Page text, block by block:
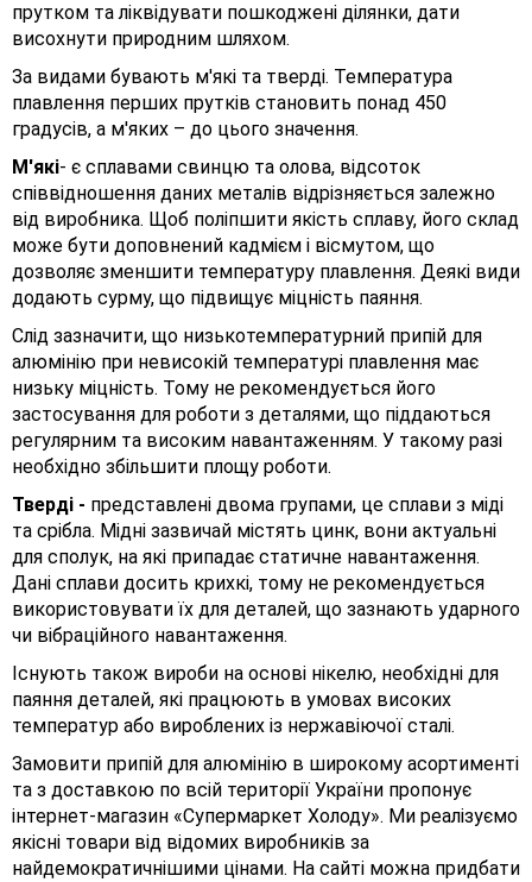
прутком та ліквідувати пошкоджені ділянки, дати
висохнути природним шляхом.
За видами бувають м'які та тверді. Температура
плавлення перших прутків становить понад 450
градусів, а м'яких – до цього значення.
М'які- є сплавами свинцю та олова, відсоток
співвідношення даних металів відрізняється залежно
від виробника. Щоб поліпшити якість сплаву, його склад
може бути доповнений кадмієм і вісмутом, що
дозволяє зменшити температуру плавлення. Деякі види
додають сурму, що підвищує міцність паяння.
Слід зазначити, що низькотемпературний припій для
алюмінію при невисокій температурі плавлення має
низьку міцність. Тому не рекомендується його
застосування для роботи з деталями, що піддаються
регулярним та високим навантаженням. У такому разі
необхідно збільшити площу роботи.
Тверді - представлені двома групами, це сплави з міді
та срібла. Мідні зазвичай містять цинк, вони актуальні
для сполук, на які припадає статичне навантаження.
Дані сплави досить крихкі, тому не рекомендується
використовувати їх для деталей, що зазнають ударного
чи вібраційного навантаження.
Існують також вироби на основі нікелю, необхідні для
паяння деталей, які працюють в умовах високих
температур або вироблених із нержавіючої сталі.
Замовити припій для алюмінію в широкому асортименті
та з доставкою по всій території України пропонує
інтернет-магазин «Супермаркет Холоду». Ми реалізуємо
якісні товари від відомих виробників за
найдемократичнішими цінами. На сайті можна придбати